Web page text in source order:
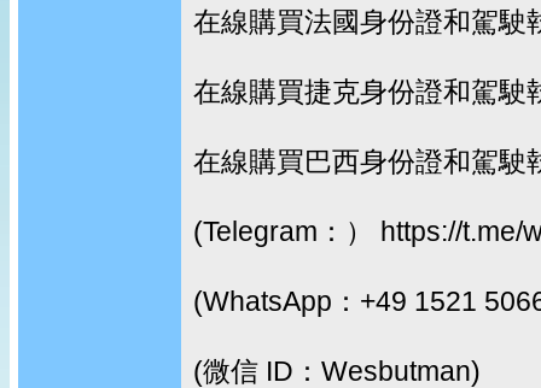
在線購買法國身份證和駕駛
在線購買捷克身份證和駕駛
在線購買巴西身份證和駕駛
(Telegram：） https://t.me/
(WhatsApp：+49 1521
(微信 ID：Wesbutman)